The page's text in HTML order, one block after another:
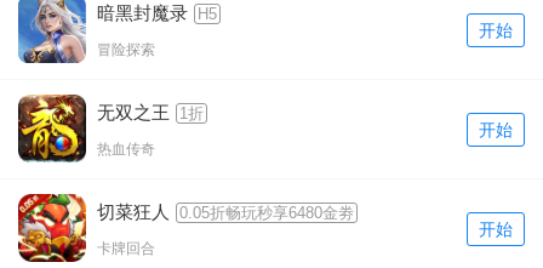
暗黑封魔录 H5
冒险探索
开始
无双之王 1折
热血传奇
开始
切菜狂人 0.05折畅玩秒享6480金劵
卡牌回合
开始